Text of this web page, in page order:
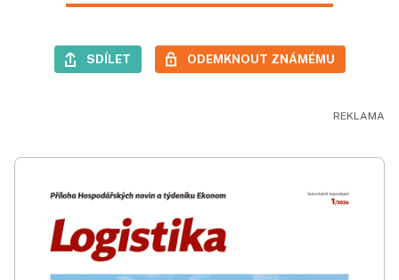
SDÍLET ODEMKNOUT ZNÁMÉMU